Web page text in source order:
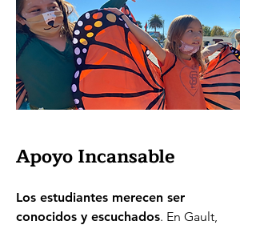
Apoyo Incansable
Los estudiantes merecen ser
conocidos y escuchados. En Gault,